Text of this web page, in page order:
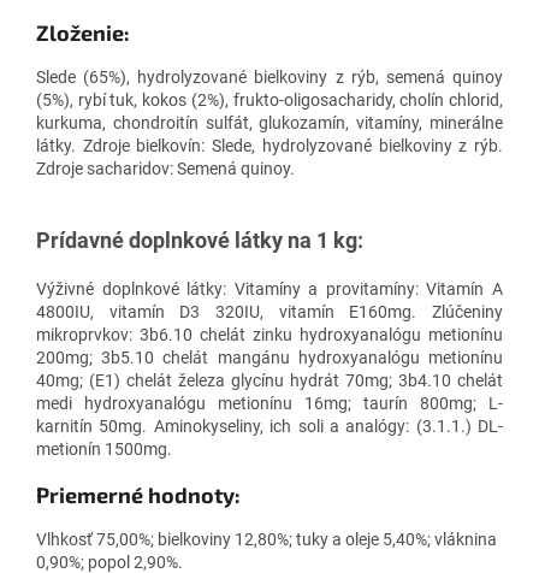
Zloženie:
Slede (65%), hydrolyzované bielkoviny z rýb, semená quinoy
(5%), rybí tuk, kokos (2%), frukto-oligosacharidy, cholín chlorid,
kurkuma, chondroitín sulfát, glukozamín, vitamíny, minerálne
látky. Zdroje bielkovín: Slede, hydrolyzované bielkoviny z rýb.
Zdroje sacharidov: Semená quinoy.
Prídavné doplnkové látky na 1 kg:
Výživné doplnkové látky: Vitamíny a provitamíny: Vitamín A
4800IU, vitamín D3 320IU, vitamín E160mg. Zlúčeniny
mikroprvkov: 3b6.10 chelát zinku hydroxyanalógu metionínu
200mg; 3b5.10 chelát mangánu hydroxyanalógu metionínu
40mg; (E1) chelát železa glycínu hydrát 70mg; 3b4.10 chelát
medi hydroxyanalógu metionínu 16mg; taurín 800mg; L-
karnitín 50mg. Aminokyseliny, ich soli a analógy: (3.1.1.) DL-
metionín 1500mg.
Priemerné hodnoty:
Vlhkosť 75,00%; bielkoviny 12,80%; tuky a oleje 5,40%; vláknina
0,90%; popol 2,90%.